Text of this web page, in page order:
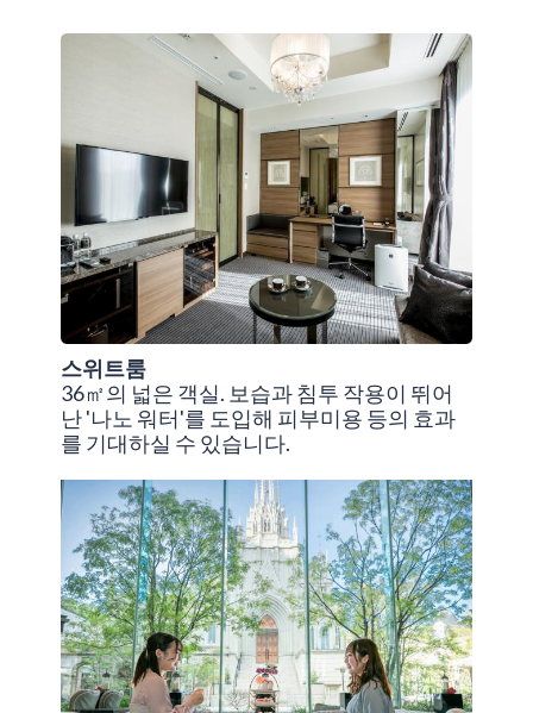
스위트룸
36㎡의 넓은 객실. 보습과 침투 작용이 뛰어
난 '나노 워터'를 도입해 피부미용 등의 효과
를 기대하실 수 있습니다.